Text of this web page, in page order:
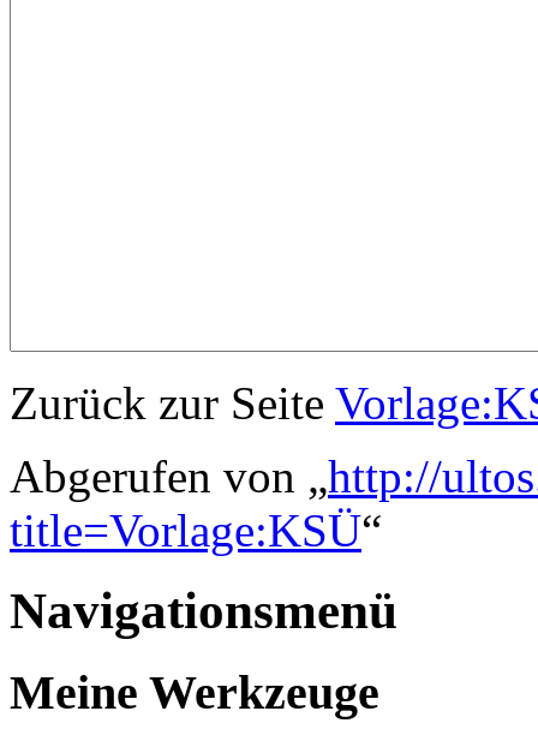
Zurück zur Seite
Abgerufen von „http://
title=Vorlage:KSÜ“
Navigationsmenü
Meine Werkzeuge